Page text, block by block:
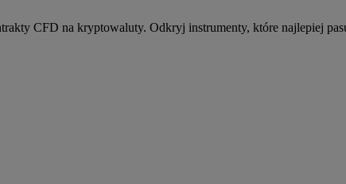
CFD na kryptowaluty. Odkryj instrumenty, które najlepiej